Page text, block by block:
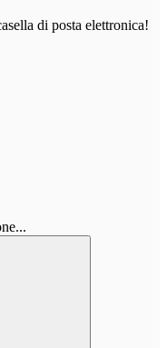
di posta elettronica!